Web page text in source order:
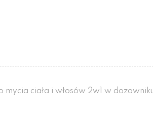
mycia ciała i włosów 2w1 w